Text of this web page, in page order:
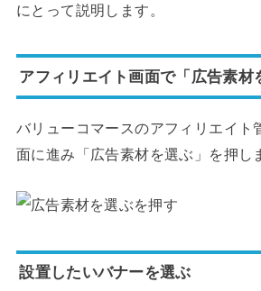
にとって説明します。
アフィリエイト画面で「広告素材
バリューコマースのアフィリエイト
面に進み「広告素材を選ぶ」を押し
設置したいバナーを選ぶ